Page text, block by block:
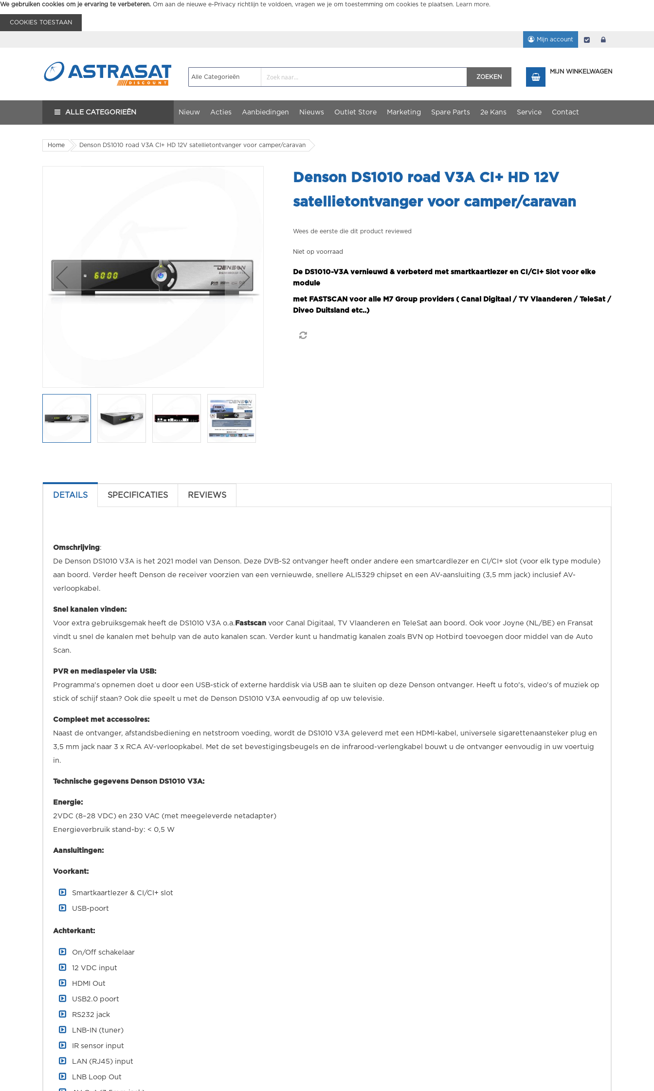
We gebruiken cookies om je ervaring te verbeteren. Om aan de nieuwe e-Privacy richtlijn te voldoen, vragen we je om toestemming om cookies te plaatsen. Learn more.
COOKIES TOESTAAN
Mijn account Afrekenen
ZOEKEN
MIJN WINKELWAGEN
ALLE CATEGORIEËN Nieuw Acties Aanbiedingen Nieuws Outlet Store Marketing Spare Parts 2e Kans Service Contact
Home Denson DS1010 road V3A CI+ HD 12V satellietontvanger voor camper/caravan
Denson DS1010 road V3A CI+ HD 12V
satellietontvanger voor camper/caravan
Wees de eerste die dit product reviewed
Niet op voorraad
De DS1010-V3A vernieuwd & verbeterd met smartkaartlezer en CI/CI+ Slot voor elke
module
met FASTSCAN voor alle M7 Group providers ( Canal Digitaal / TV Vlaanderen / TeleSat /
Diveo Duitsland etc..)
DETAILS SPECIFICATIES REVIEWS
Omschrijving:
De Denson DS1010 V3A is het 2021 model van Denson. Deze DVB-S2 ontvanger heeft onder andere een smartcardlezer en CI/CI+ slot (voor elk type module)
aan boord. Verder heeft Denson de receiver voorzien van een vernieuwde, snellere ALI5329 chipset en een AV-aansluiting (3,5 mm jack) inclusief AV-
verloopkabel.
Snel kanalen vinden:
Voor extra gebruiksgemak heeft de DS1010 V3A o.a. Fastscan voor Canal Digitaal, TV Vlaanderen en TeleSat aan boord. Ook voor Joyne (NL/BE) en Fransat
vindt u snel de kanalen met behulp van de auto kanalen scan. Verder kunt u handmatig kanalen zoals BVN op Hotbird toevoegen door middel van de Auto
Scan.
PVR en mediaspeler via USB:
Programma's opnemen doet u door een USB-stick of externe harddisk via USB aan te sluiten op deze Denson ontvanger. Heeft u foto's, video's of muziek op
stick of schijf staan? Ook die speelt u met de Denson DS1010 V3A eenvoudig af op uw televisie.
Compleet met accessoires:
Naast de ontvanger, afstandsbediening en netstroom voeding, wordt de DS1010 V3A geleverd met een HDMI-kabel, universele sigarettenaansteker plug en
3,5 mm jack naar 3 x RCA AV-verloopkabel. Met de set bevestigingsbeugels en de infrarood-verlengkabel bouwt u de ontvanger eenvoudig in uw voertuig
in.
Technische gegevens Denson DS1010 V3A:
Energie:
2VDC (8–28 VDC) en 230 VAC (met meegeleverde netadapter)
Energieverbruik stand-by: < 0,5 W
Aansluitingen:
Voorkant:
Smartkaartlezer & CI/CI+ slot
USB-poort
Achterkant:
On/Off schakelaar
12 VDC input
HDMI Out
USB2.0 poort
RS232 jack
LNB-IN (tuner)
IR sensor input
LAN (RJ45) input
LNB Loop Out